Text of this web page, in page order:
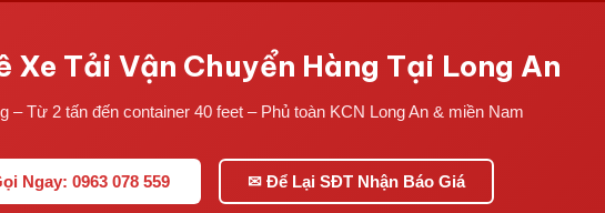
Xe Tải Vận Chuyển Hàng Tại Long An
– Từ 2 tấn đến container 40 feet – Phủ toàn KCN Long An & miền Nam
Ngay: 0963 078 559 ✉ Để Lại SĐT Nhận Báo Giá